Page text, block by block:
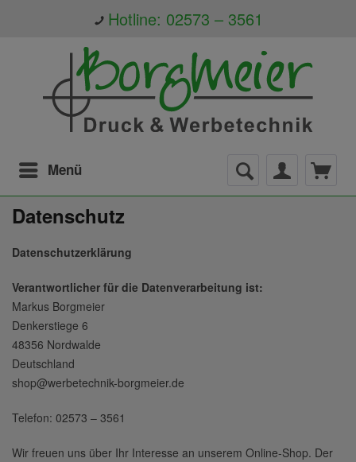
Hotline: 02573 – 3561
Menü
Datenschutz
Datenschutzerklärung
Verantwortlicher für die Datenverarbeitung ist:
Markus Borgmeier
Denkerstiege 6
48356 Nordwalde
Deutschland
shop@werbetechnik-borgmeier.de
Telefon: 02573 – 3561
Wir freuen uns über Ihr Interesse an unserem Online-Shop. Der